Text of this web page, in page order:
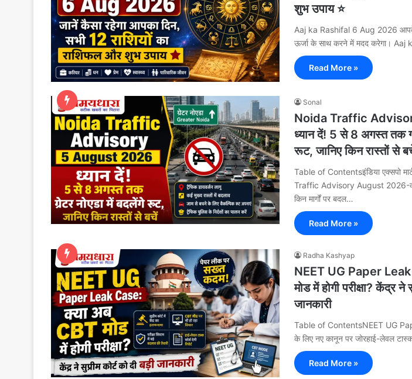
शुभ उपाय ⭐
Aaj ka Rashifal 6 Aug 2026
ऊर्जा के साथ करने में मदद करेगा। Aaj
Read More »
Sonal
Noida Traffic
ध्यान दें! 5 से 8 अगस्त तक
रूट, जानिए किन रास्तों से
Table of Contentsइंडिया एक्सपो
Traffic Advisory August 2026-कब
किन मार्गों पर बदल…
Read More »
Radha Kashyap
NEET UG Paper
मोड में होगी परीक्षा? केंद्र ने
जानकारी
Table of ContentsNEET UG
के लिए नए कानून पर जोरहाई-लेवल टास्क
Read More »